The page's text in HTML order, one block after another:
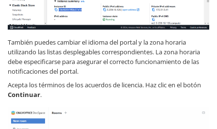
También puedes cambiar el idioma del portal y la zona horaria
utilizando las listas desplegables correspondientes. La zona horaria
debe especificarse para asegurar el correcto funcionamiento de las
notificaciones del portal.
Acepta los términos de los acuerdos de licencia. Haz clic en el botón
Continuar.